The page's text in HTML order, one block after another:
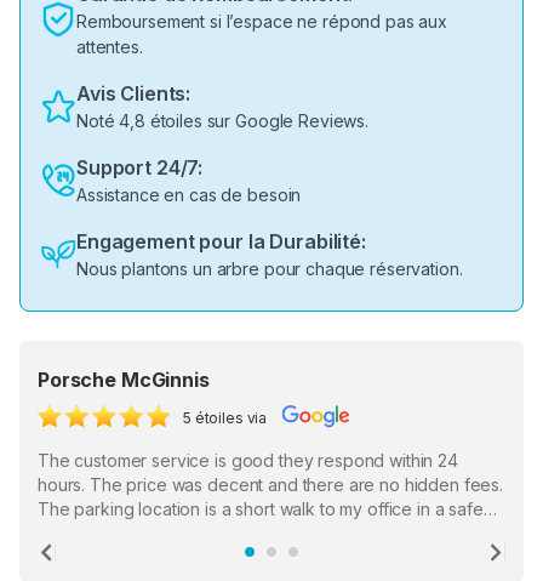
Remboursement si l’espace ne répond pas aux
attentes.
Avis Clients:
Noté 4,8 étoiles sur Google Reviews.
Support 24/7:
Assistance en cas de besoin
Engagement pour la Durabilité:
Nous plantons un arbre pour chaque réservation.
Porsche McGinnis
5 étoiles via
The customer service is good they respond within 24
hours. The price was decent and there are no hidden fees.
The parking location is a short walk to my office in a safe
the staff who serve as a third party in distributing the
Previous